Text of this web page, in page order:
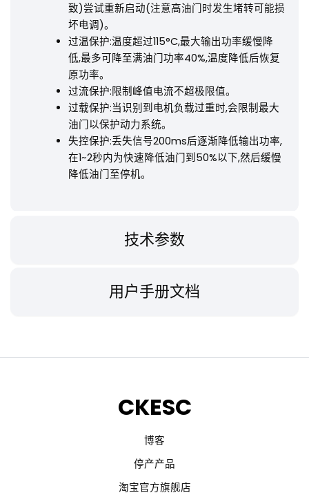
技术参数
用户手册文档
致)尝试重新启动(注意高油门时发生堵转可能损
坏电调)。
过温保护:温度超过115°C,最大输出功率缓慢降
低,最多可降至满油门功率40%,温度降低后恢复
原功率。
过流保护:限制峰值电流不超极限值。
过载保护:当识别到电机负载过重时,会限制最大
油门以保护动力系统。
失控保护:丢失信号200ms后逐渐降低输出功率,
在1~2秒内为快速降低油门到50%以下,然后缓慢
降低油门至停机。
CKESC
博客
停产产品
淘宝官方旗舰店